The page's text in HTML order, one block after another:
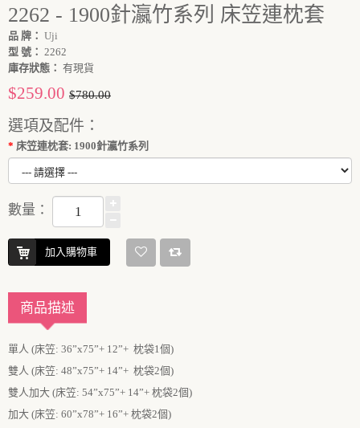
2262 - 1900針瀛竹系列 床笠連枕套
品 牌： Uji
型 號： 2262
庫存狀態： 有現貨
$259.00 $780.00
選項及配件：
床笠連枕套: 1900針瀛竹系列
數量：
加入購物車
商品描述
單人 (床笠: 36”x75”+ 12”+ 枕袋1個)
雙人 (床笠: 48”x75”+ 14”+ 枕袋2個)
雙人加大 (床笠: 54”x75”+ 14”+ 枕袋2個)
加大 (床笠: 60”x78”+ 16”+ 枕袋2個)